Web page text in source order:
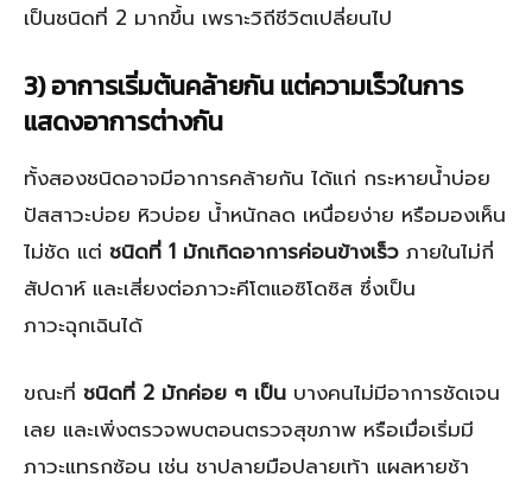
เป็นชนิดที่ 2 มากขึ้น เพราะวิถีชีวิตเปลี่ยนไป
3) อาการเริ่มต้นคล้ายกัน แต่ความเร็วในการ
แสดงอาการต่างกัน
ทั้งสองชนิดอาจมีอาการคล้ายกัน ได้แก่ กระหายน้ำบ่อย
ปัสสาวะบ่อย หิวบ่อย น้ำหนักลด เหนื่อยง่าย หรือมองเห็น
ไม่ชัด แต่ ชนิดที่ 1 มักเกิดอาการค่อนข้างเร็ว ภายในไม่กี่
สัปดาห์ และเสี่ยงต่อภาวะคีโตแอซิโดซิส ซึ่งเป็น
ภาวะฉุกเฉินได้
ขณะที่ ชนิดที่ 2 มักค่อย ๆ เป็น บางคนไม่มีอาการชัดเจน
เลย และเพิ่งตรวจพบตอนตรวจสุขภาพ หรือเมื่อเริ่มมี
ภาวะแทรกซ้อน เช่น ชาปลายมือปลายเท้า แผลหายช้า